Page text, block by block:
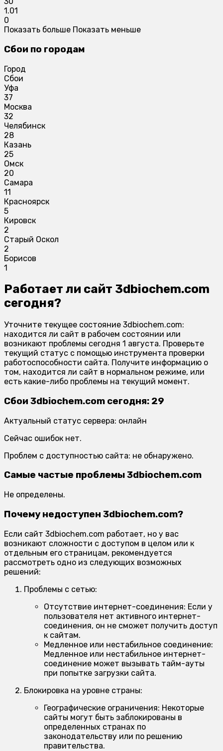
1.01
0
Показать больше Показать меньше
Сбои по городам
Город
Сбои
Уфа
37
Москва
32
Челябинск
28
Казань
25
Омск
20
Самара
11
Красноярск
5
Кировск
2
Старый Оскол
2
Борисов
1
Работает ли сайт 3dbiochem.com
сегодня?
Уточните текущее состояние 3dbiochem.com:
находится ли сайт в рабочем состоянии или
возникают проблемы сегодня 1 августа. Проверьте
текущий статус с помощью инструмента проверки
работоспособности сайта. Получите информацию о
том, находится ли сайт в нормальном режиме, или
есть какие-либо проблемы на текущий момент.
Сбои 3dbiochem.com сегодня: 29
Актуальный статус сервера: онлайн
Сейчас ошибок нет.
Проблем с доступностью сайта: не обнаружено.
Самые частые проблемы 3dbiochem.com
Не определены.
Почему недоступен 3dbiochem.com?
Если сайт 3dbiochem.com работает, но у вас
возникают сложности с доступом в целом или к
отдельным его страницам, рекомендуется
рассмотреть одно из следующих возможных
решений:
Проблемы с сетью:
Отсутствие интернет-соединения: Если у
пользователя нет активного интернет-
соединения, он не сможет получить доступ
к сайтам.
Медленное или нестабильное соединение:
Медленное или нестабильное интернет-
соединение может вызывать тайм-ауты
при попытке загрузки сайта.
Блокировка на уровне страны:
Географические ограничения: Некоторые
сайты могут быть заблокированы в
определенных странах по
законодательству или по решению
правительства.